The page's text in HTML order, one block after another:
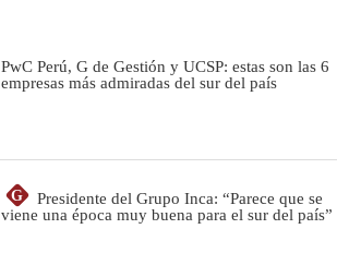
PwC Perú, G de Gestión y UCSP: estas son las 6
empresas más admiradas del sur del país
G
Presidente del Grupo Inca: “Parece que se
viene una época muy buena para el sur del país”